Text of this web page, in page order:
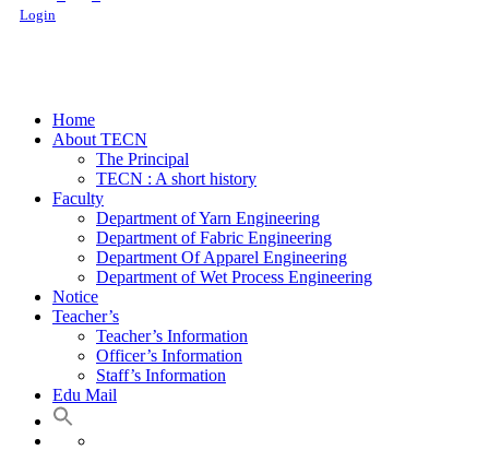
Login
Home
About TECN
The Principal
TECN : A short history
Faculty
Department of Yarn Engineering
Department of Fabric Engineering
Department Of Apparel Engineering
Department of Wet Process Engineering
Notice
Teacher’s
Teacher’s Information
Officer’s Information
Staff’s Information
Edu Mail